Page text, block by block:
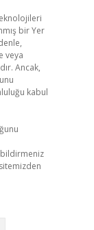
bir Yer
veya
Ancak,
kabul